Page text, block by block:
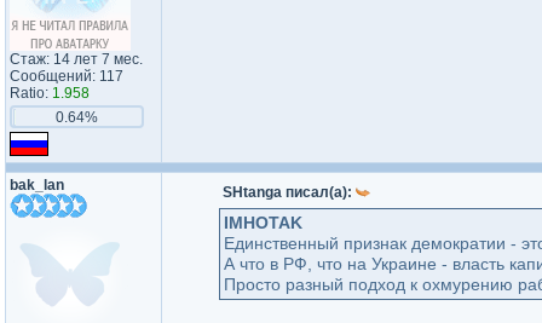
Стаж: 14 лет 7 мес.
Сообщений: 117
Ratio: 1.958
0.64%
bak_lan SHtanga писал(а):
IMHOTAK
Единственный признак демократии -
А что в РФ, что на Украине - власть
Просто разный подход к охмурению